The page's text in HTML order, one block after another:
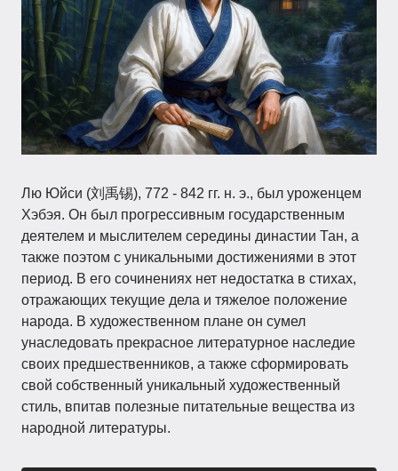
Лю Юйси (刘禹锡), 772 - 842 гг. н. э., был уроженцем
Хэбэя. Он был прогрессивным государственным
деятелем и мыслителем середины династии Тан, а
также поэтом с уникальными достижениями в этот
период. В его сочинениях нет недостатка в стихах,
отражающих текущие дела и тяжелое положение
народа. В художественном плане он сумел
унаследовать прекрасное литературное наследие
своих предшественников, а также сформировать
свой собственный уникальный художественный
стиль, впитав полезные питательные вещества из
народной литературы.